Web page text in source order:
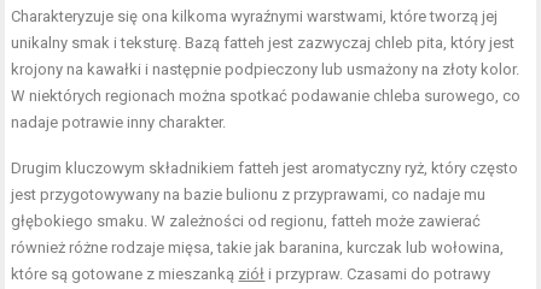
Charakteryzuje się ona kilkoma wyraźnymi warstwami, które tworzą jej
unikalny smak i teksturę. Bazą fatteh jest zazwyczaj chleb pita, który jest
krojony na kawałki i następnie podpieczony lub usmażony na złoty kolor.
W niektórych regionach można spotkać podawanie chleba surowego, co
nadaje potrawie inny charakter.
Drugim kluczowym składnikiem fatteh jest aromatyczny ryż, który często
jest przygotowywany na bazie bulionu z przyprawami, co nadaje mu
głębokiego smaku. W zależności od regionu, fatteh może zawierać
również różne rodzaje mięsa, takie jak baranina, kurczak lub wołowina,
które są gotowane z mieszanką ziół i przypraw. Czasami do potrawy